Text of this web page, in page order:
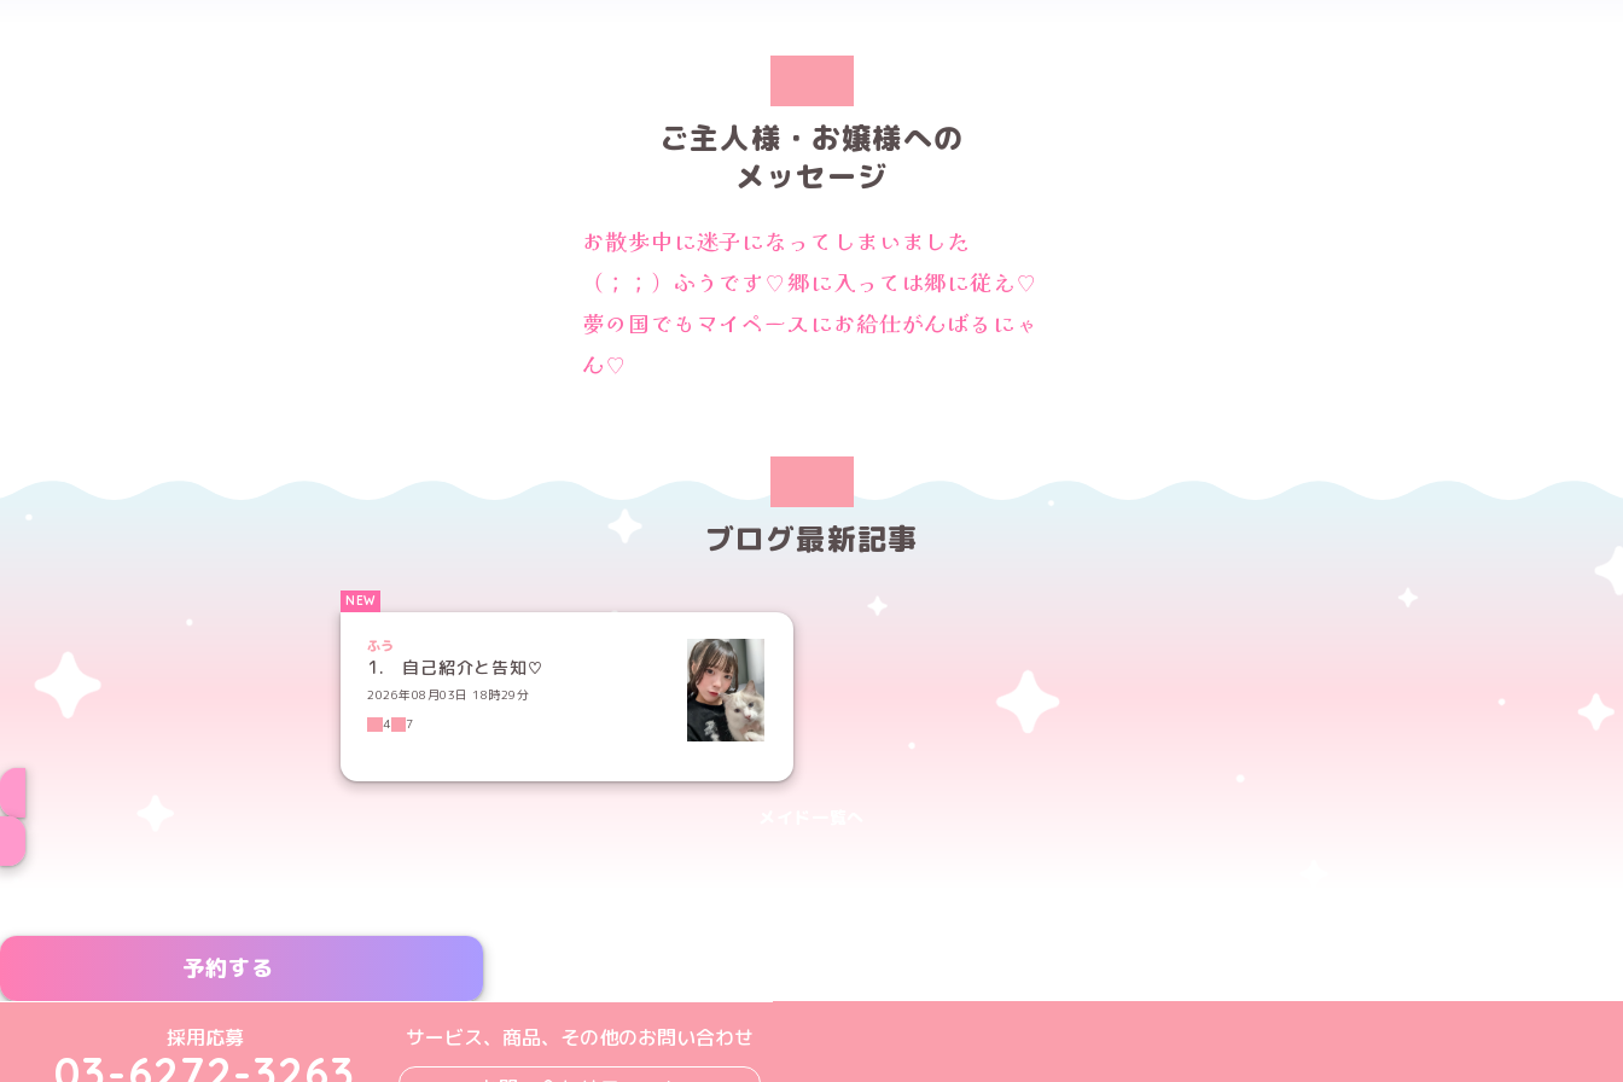
ご主人様・お嬢様への
メッセージ
お散歩中に迷子になってしまいました
（；；）ふうです♡郷に入っては郷に従え♡
夢の国でもマイペースにお給仕がんばるにゃ
ん♡
ブログ最新記事
ふう
1. 自己紹介と告知♡
2026年08月03日 18時29分
4
7
予約する
めいどりーみんTikTok公式アカウント
めいどりーみんX公式アカウント
めいどりーみんInstagram公式アカウント
めいどりーみんFacebook公式アカウント
めいどりーみんYouTube公式アカウント
採用応募
サービス、商品、その他のお問い合わせ